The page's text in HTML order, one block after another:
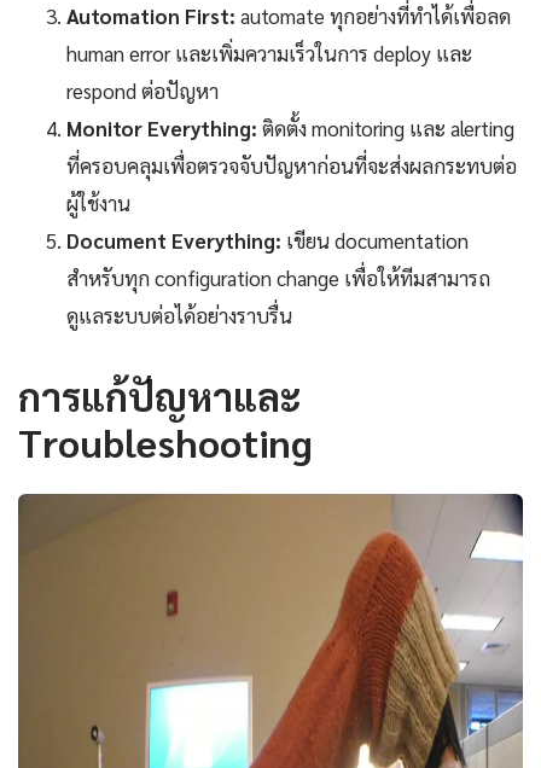
Automation First: automate ทุกอย่างที่ทำได้เพื่อลด
human error และเพิ่มความเร็วในการ deploy และ
respond ต่อปัญหา
Monitor Everything: ติดตั้ง monitoring และ alerting
ที่ครอบคลุมเพื่อตรวจจับปัญหาก่อนที่จะส่งผลกระทบต่อ
ผู้ใช้งาน
Document Everything: เขียน documentation
สำหรับทุก configuration change เพื่อให้ทีมสามารถ
ดูแลระบบต่อได้อย่างราบรื่น
การแก้ปัญหาและ
Troubleshooting